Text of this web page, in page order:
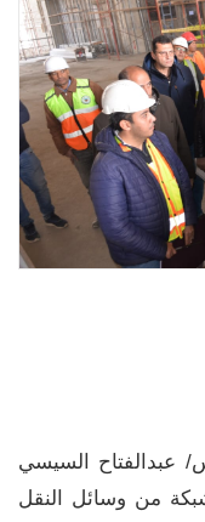
عبدالفتاح السيسي
من وسائل النقل